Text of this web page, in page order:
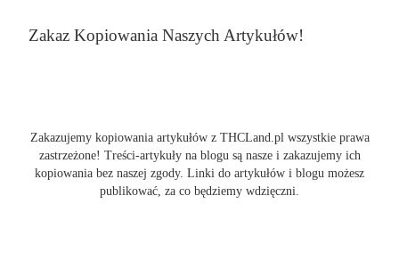
Zakaz Kopiowania Naszych Artykułów!
Zakazujemy kopiowania artykułów z THCLand.pl wszystkie prawa
zastrzeżone! Treści-artykuły na blogu są nasze i zakazujemy ich
kopiowania bez naszej zgody. Linki do artykułów i blogu możesz
publikować, za co będziemy wdzięczni.